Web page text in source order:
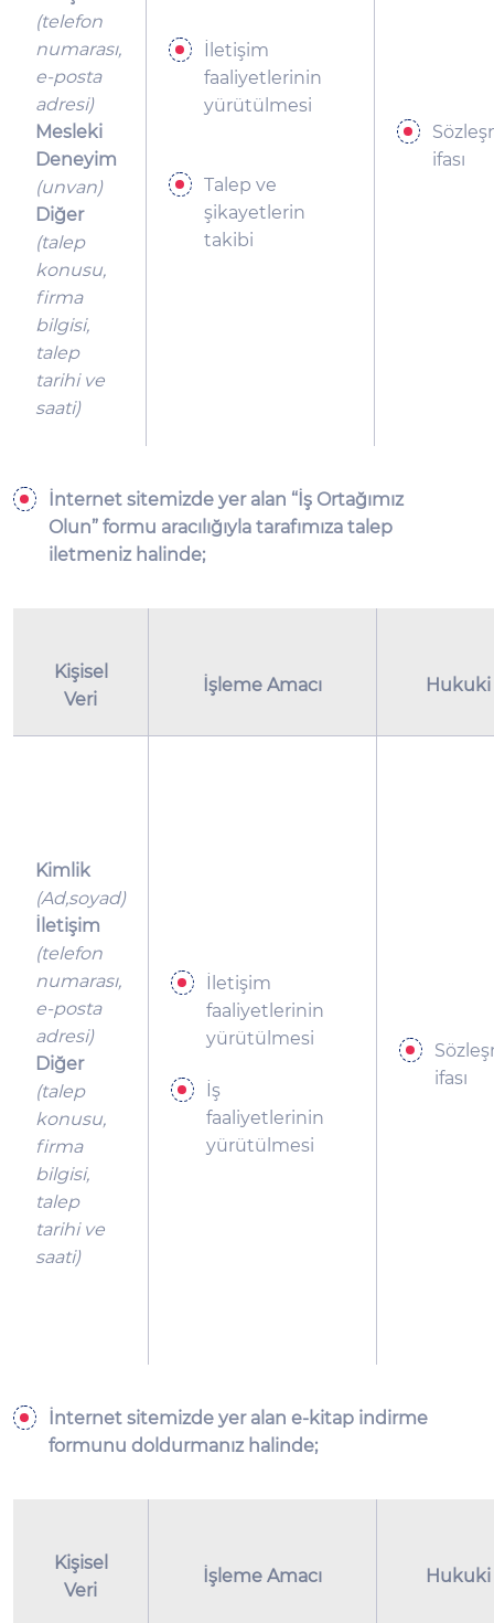
(telefon
numarası,
e-posta
adresi)
Mesleki
Deneyim
(unvan)
Diğer
(talep
konusu,
firma
bilgisi,
talep
tarihi ve
saati)
İletişim
faaliyetlerinin
yürütülmesi
Talep ve
şikayetlerin
takibi
ifası
İnternet sitemizde yer alan “İş Ortağımız
Olun” formu aracılığıyla tarafımıza talep
iletmeniz halinde;
Kişisel
Veri
İşleme Amacı Hukuki
Kimlik
(Ad,soyad)
İletişim
(telefon
numarası,
e-posta
adresi)
Diğer
(talep
konusu,
firma
bilgisi,
talep
tarihi ve
saati)
İletişim
faaliyetlerinin
yürütülmesi
İş
faaliyetlerinin
yürütülmesi
ifası
İnternet sitemizde yer alan e-kitap indirme
formunu doldurmanız halinde;
Kişisel
Veri
İşleme Amacı Hukuki